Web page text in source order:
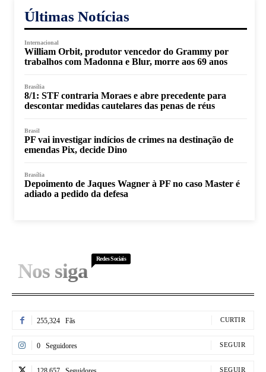
Últimas Notícias
Internacional
William Orbit, produtor vencedor do Grammy por
trabalhos com Madonna e Blur, morre aos 69 anos
Brasília
8/1: STF contraria Moraes e abre precedente para
descontar medidas cautelares das penas de réus
Brasil
PF vai investigar indícios de crimes na destinação de
emendas Pix, decide Dino
Brasília
Depoimento de Jaques Wagner à PF no caso Master é
adiado a pedido da defesa
Nos siga
Redes Sociais
255,324 Fãs CURTIR
0 Seguidores SEGUIR
SEGUIR